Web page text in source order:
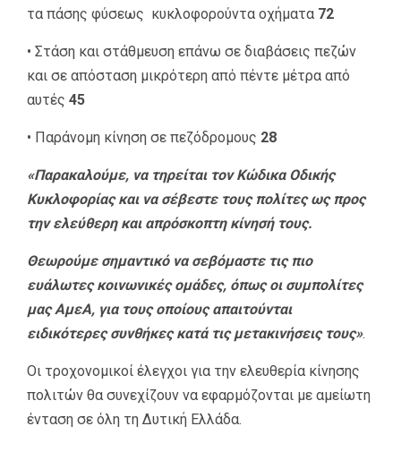
τα πάσης φύσεως κυκλοφορούντα οχήματα 72
• Στάση και στάθμευση επάνω σε διαβάσεις πεζών
και σε απόσταση μικρότερη από πέντε μέτρα από
αυτές 45
• Παράνομη κίνηση σε πεζόδρομους 28
«Παρακαλούμε, να τηρείται τον Κώδικα Οδικής
Κυκλοφορίας και να σέβεστε τους πολίτες ως προς
την ελεύθερη και απρόσκοπτη κίνησή τους.
Θεωρούμε σημαντικό να σεβόμαστε τις πιο
ευάλωτες κοινωνικές ομάδες, όπως οι συμπολίτες
μας ΑμεΑ, για τους οποίους απαιτούνται
ειδικότερες συνθήκες κατά τις μετακινήσεις τους».
Οι τροχονομικοί έλεγχοι για την ελευθερία κίνησης
πολιτών θα συνεχίζουν να εφαρμόζονται με αμείωτη
ένταση σε όλη τη Δυτική Ελλάδα.